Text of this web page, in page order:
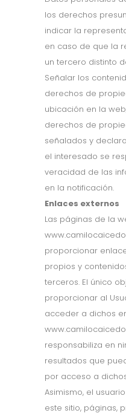
los derechos
indicar la
en caso de que la
un tercero distinto
Señalar los
derechos de
ubicación en la
derechos de
señalados y
el interesado se
veracidad de las
en la notificación.
Enlaces externos
Las páginas de la
proporcionar
propios y
terceros. El único
proporcionar al
acceder a dichos
responsabiliza en
resultados que
por acceso a
Asimismo, el
este sitio, páginas,